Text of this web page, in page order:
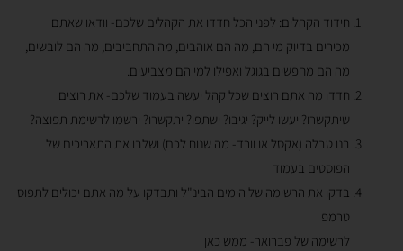
חידוד הקהלים: לפני הכל חדדו את הקהלים שלכם- וודאו שאתם
מכירים בדיוק מי הם, מה הם אוהבים, מה התחביבים, מה הם לובשים,
מה הם מחפשים בגוגל ואפילו למי הם מצביעים.
חדדו מה אתם רוצים שכל קהל יעשה בעמוד שלכם- את רוצים
שיתקשרו? יעשו לייק? יגיבו? ישתפו? יתקשרו? ירשמו לרשימת תפוצה?
בנו טבלה (אקסל או וורד- מה שנוח לכם) ושלבו את התאריכים של
הפוסטים בעמוד
בדקו את הרשימה של הימים הבינ"ל ותבדקו על מה אתם יכולים לתפוס
טרמפ
לרשימה של פברואר- ממש כאן